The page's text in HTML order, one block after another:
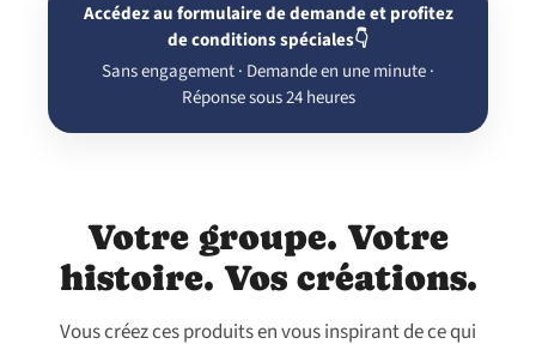
Accédez au formulaire de demande et profitez
de conditions spéciales👇
Sans engagement · Demande en une minute ·
Réponse sous 24 heures
Votre groupe. Votre
histoire. Vos créations.
Vous créez ces produits en vous inspirant de ce qui